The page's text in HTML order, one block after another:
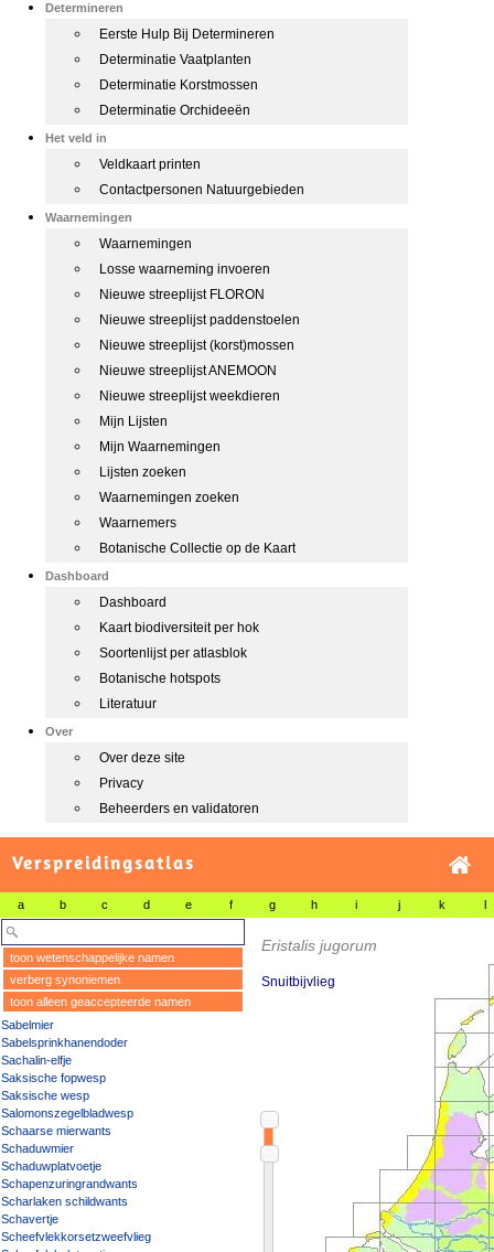
Determineren
Eerste Hulp Bij Determineren
Determinatie Vaatplanten
Determinatie Korstmossen
Determinatie Orchideeën
Het veld in
Veldkaart printen
Contactpersonen Natuurgebieden
Waarnemingen
Waarnemingen
Losse waarneming invoeren
Nieuwe streeplijst FLORON
Nieuwe streeplijst paddenstoelen
Nieuwe streeplijst (korst)mossen
Nieuwe streeplijst ANEMOON
Nieuwe streeplijst weekdieren
Mijn Lijsten
Mijn Waarnemingen
Lijsten zoeken
Waarnemingen zoeken
Waarnemers
Botanische Collectie op de Kaart
Dashboard
Dashboard
Kaart biodiversiteit per hok
Soortenlijst per atlasblok
Botanische hotspots
Literatuur
Over
Over deze site
Privacy
Beheerders en validatoren
Verspreidingsatlas
a b c d e f g h i j k l
toon wetenschappelijke namen
verberg synoniemen
toon alleen geaccepteerde namen
Sabelmier
Sabelsprinkhanendoder
Sachalin-elfje
Saksische fopwesp
Saksische wesp
Salomonszegelbladwesp
Schaarse mierwants
Schaduwmier
Schaduwplatvoetje
Schapenzuringrandwants
Scharlaken schildwants
Schavertje
Scheefvlekkorsetzweefvlieg
Eristalis jugorum
Snuitbijvlieg